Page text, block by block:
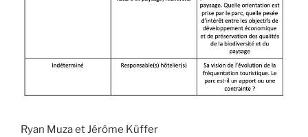
Ryan Muza et Jérôme Küffer